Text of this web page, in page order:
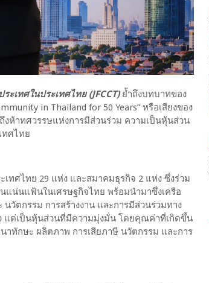
ะเทศในประเทศไทย (JFCCT) ย้ำถึงบทบาทของ
in Thailand for 50 Years” หรือเสียงของ
ห้าทศวรรษแห่งการมีส่วนร่วม ความเป็นหุ้นส่วน
ทศไทย
เทศไทย 29 แห่ง และสมาคมธุรกิจ 2 แห่ง ซึ่งร่วม
น่นแฟ้นในเศรษฐกิจไทย พร้อมนำมาซึ่งเครือ
วัตกรรม การสร้างงาน และการมีส่วนร่วมทาง
แต่เป็นหุ้นส่วนที่มีความมุ่งมั่น โดยคุณค่าที่เกิดขึ้น
าทักษะ ผลิตภาพ การเสียภาษี นวัตกรรม และการ